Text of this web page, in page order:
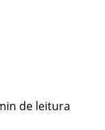
de leitura